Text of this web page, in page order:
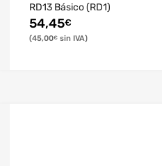
RD13 Básico (RD1)
54,45€
45,00€